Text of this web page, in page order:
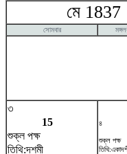
মে
সোমবার
৩
15
শুক্ল পক্ষ
তিথি:দশমী
৪
শুক্ল পক্ষ